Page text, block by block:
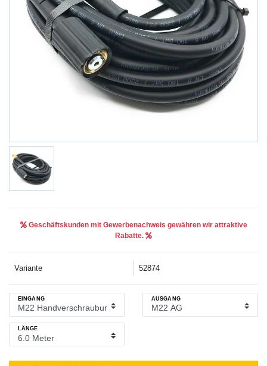
Geschäftskunden mit Gewerbenachweis gewähren wir attraktive
Rabatte.
Variante 52874
EINGANG AUSGANG
LÄNGE